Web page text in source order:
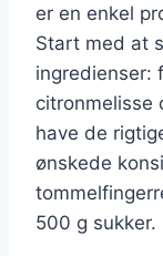
er en enkel
Start med at
ingredienser:
citronmelisse
have de
ønskede
500 g sukker.